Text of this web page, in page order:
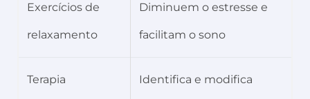
Exercícios de
relaxamento
Diminuem o estresse e
facilitam o sono
Terapia Identifica e modifica